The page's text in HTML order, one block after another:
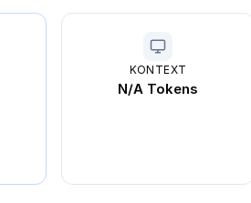
KONTEXT
N/A Tokens